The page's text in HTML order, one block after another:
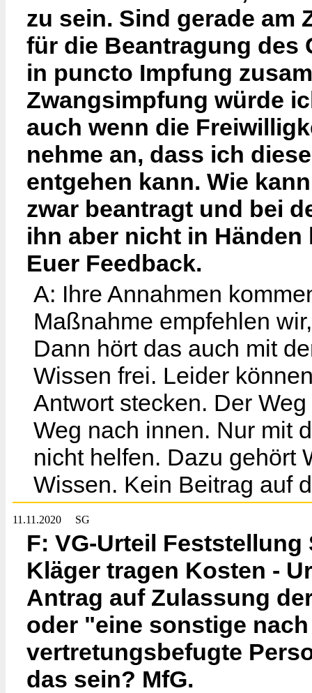
zu sein. Sind gerade am
für die Beantragung des
in puncto Impfung
Zwangsimpfung würde
auch wenn die
nehme an, dass ich
entgehen kann. Wie
zwar beantragt und bei
ihn aber nicht in Händen
Euer Feedback.
A: Ihre Annahmen
Maßnahme empfehlen
Dann hört das auch mit
Wissen frei. Leider
Antwort stecken. Der
Weg nach innen. Nur mit
nicht helfen. Dazu gehört
Wissen. Kein Beitrag auf
11.11.2020 SG
F: VG-Urteil
Kläger tragen Kosten -
Antrag auf Zulassung
oder "eine sonstige nach
vertretungsbefugte
das sein? MfG.